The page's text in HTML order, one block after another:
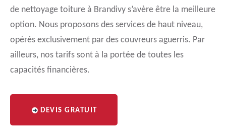
de nettoyage toiture à Brandivy s’avère être la meilleure
option. Nous proposons des services de haut niveau,
opérés exclusivement par des couvreurs aguerris. Par
ailleurs, nos tarifs sont à la portée de toutes les
capacités financières.
DEVIS GRATUIT